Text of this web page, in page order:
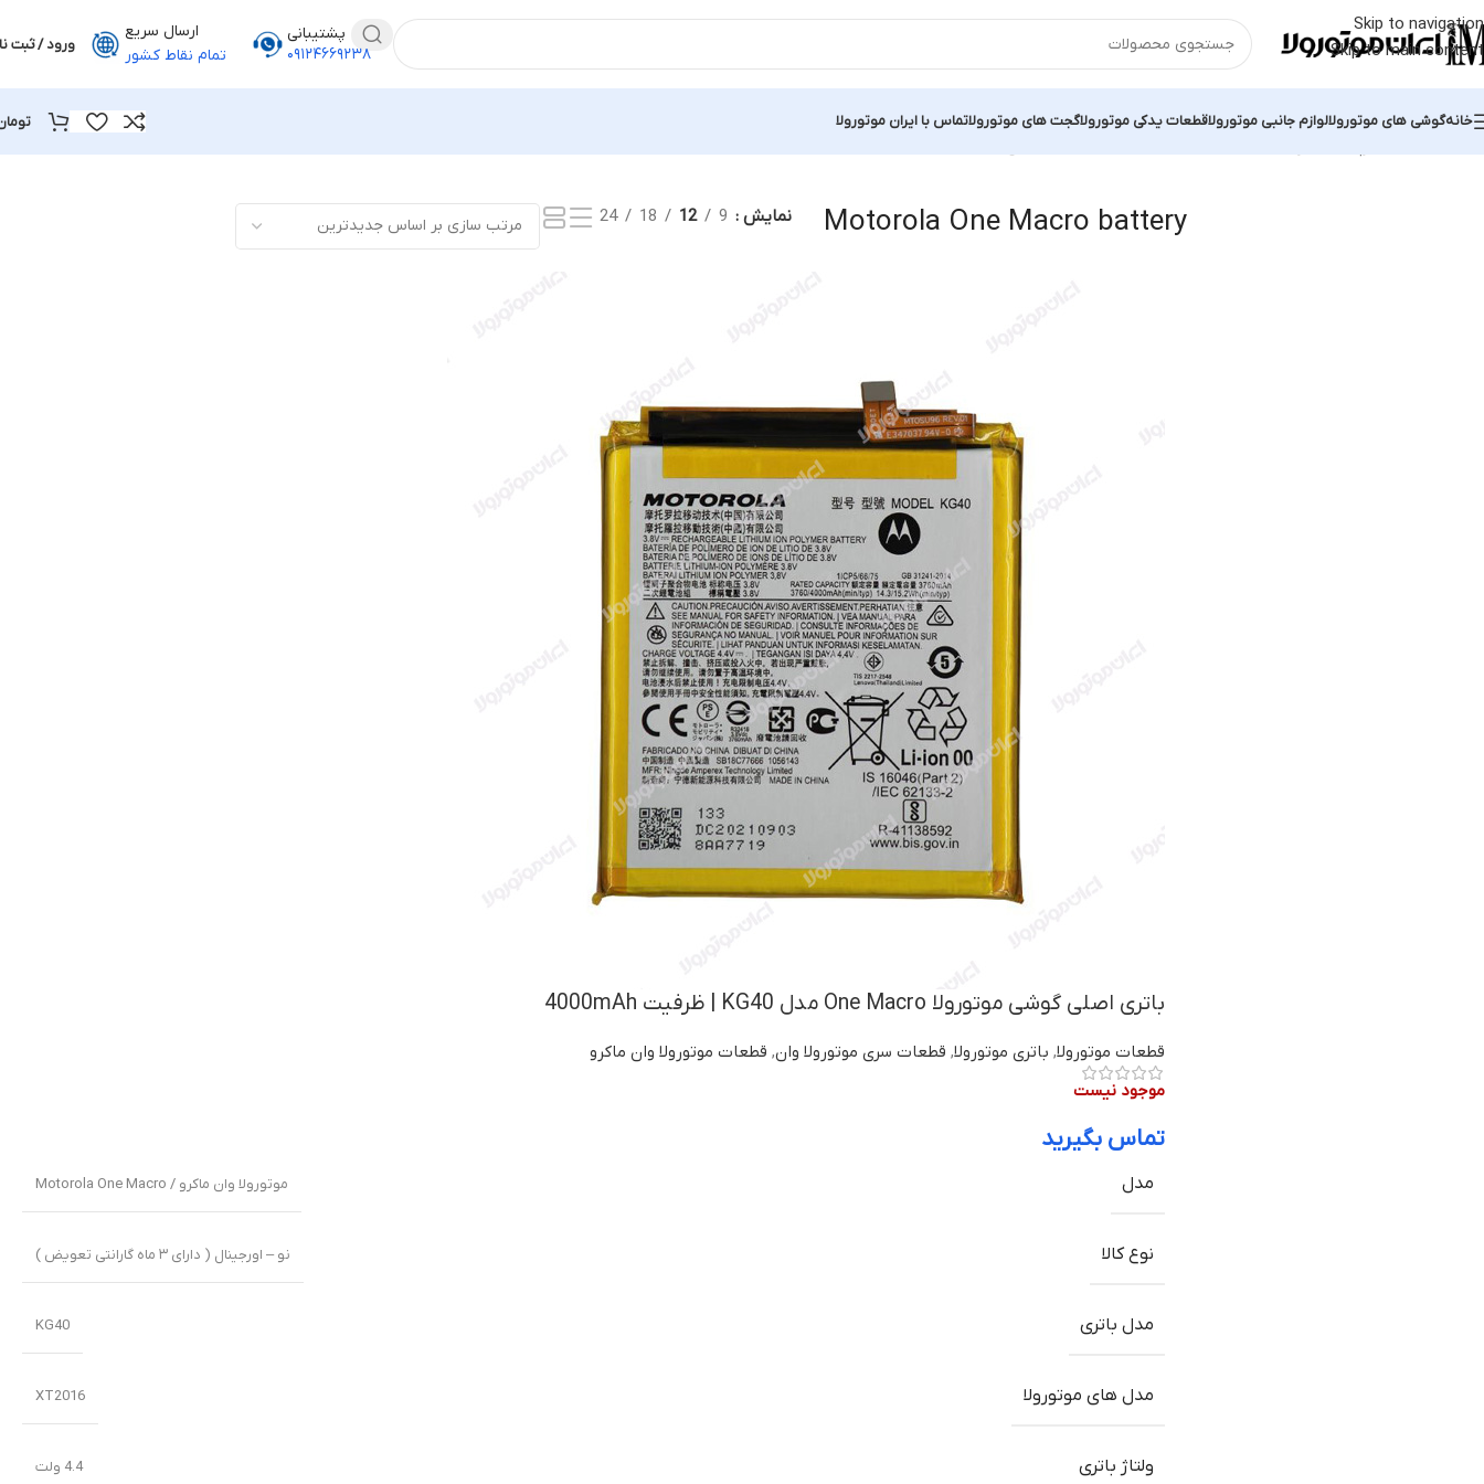
Skip to navigation
Skip to main content
پشتیبانی
۰۹۱۲۴۶۶۹۲۳۸
ارسال سریع
تمام نقاط کشور
ورود / ثبت
خانهگوشی های موتورولالوازم جانبی موتورولاقطعات یدکی موتورولاگجت های موتورولاتماس با ایران موتورولا
Motorola One Macro battery نمایش 9
12
18
24
باتری اصلی گوشی موتورولا One Macro مدل KG40 | ظرفیت 4000mAh
قطعات موتورولا, باتری موتورولا, قطعات سری موتورولا وان, قطعات موتورولا وان ماکرو
موجود نیست
تماس بگیرید
مدل موتورولا وان ماکرو / Motorola One Macro
نوع کالا نو – اورجینال ( دارای ۳ ماه گارانتی تعویض )
مدل باتری KG40
مدل های موتورولا XT2016
ولتاژ باتری 4.4 ولت